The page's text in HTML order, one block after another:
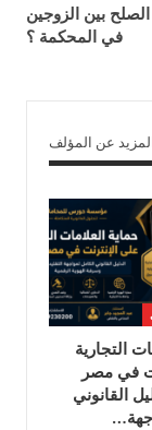
بين الزوجين
في المحكمة ؟
عن المؤلف
التجارية
في مصر
القانوني